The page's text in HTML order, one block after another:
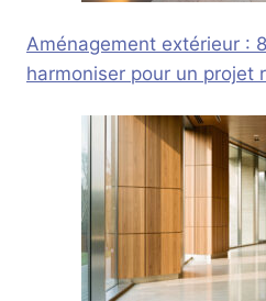
Aménagement extérieur :
harmoniser pour un projet